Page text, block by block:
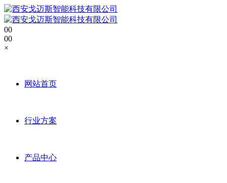
00
00
×
网站首页
行业方案
产品中心